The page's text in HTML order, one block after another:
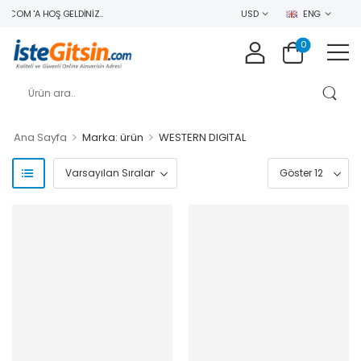
'A HOŞ GELDINIZ.. USD ENG
0
Ana Sayfa > Marka: ürün > WESTERN DIGITAL